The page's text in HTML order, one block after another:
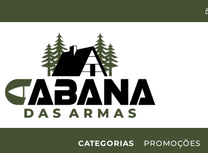
CATEGORIAS PROMOÇÕES